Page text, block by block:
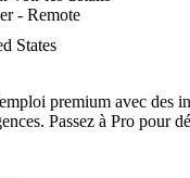
- Remote
States
premium avec des
Passez à Pro pour